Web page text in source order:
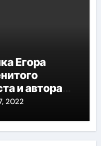
Егора
и автора
2022